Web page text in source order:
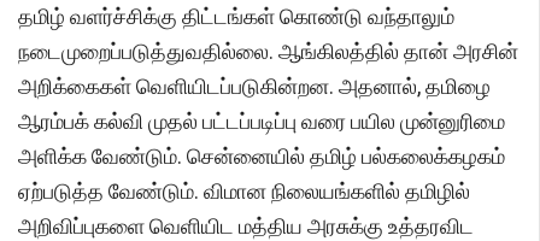
தமிழ் வளர்ச்சிக்கு திட்டங்கள் கொண்டு வந்தாலும்
நடைமுறைப்படுத்துவதில்லை. ஆங்கிலத்தில் தான் அரசின்
அறிக்கைகள் வெளியிடப்படுகின்றன. அதனால், தமிழை
ஆரம்பக் கல்வி முதல் பட்டப்படிப்பு வரை பயில முன்னுரிமை
அளிக்க வேண்டும். சென்னையில் தமிழ் பல்கலைக்கழகம்
ஏற்படுத்த வேண்டும். விமான நிலையங்களில் தமிழில்
அறிவிப்புகளை வெளியிட மத்திய அரசுக்கு உத்தரவிட